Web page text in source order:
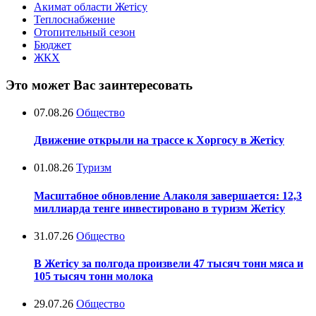
Акимат области Жетісу
Теплоснабжение
Отопительный сезон
Бюджет
ЖКХ
Это может Вас заинтересовать
07.08.26 Общество
Движение открыли на трассе к Хоргосу в Жетісу
01.08.26 Туризм
Масштабное обновление Алаколя завершается: 12,3
миллиарда тенге инвестировано в туризм Жетісу
31.07.26 Общество
В Жетісу за полгода произвели 47 тысяч тонн мяса и
105 тысяч тонн молока
29.07.26 Общество